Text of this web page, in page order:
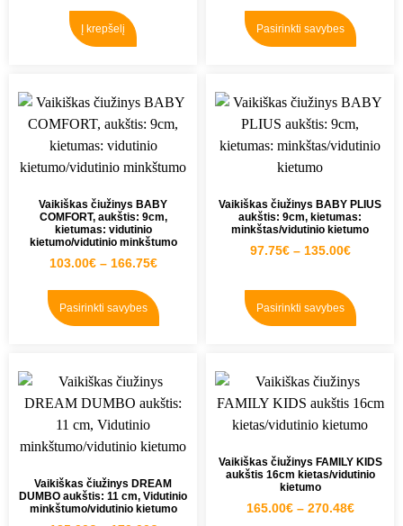
Į krepšelį Pasirinkti savybes
Vaikiškas čiužinys BABY
COMFORT, aukštis: 9cm,
kietumas: vidutinio
kietumo/vidutinio minkštumo
103.00€ – 166.75€
Pasirinkti savybes
Vaikiškas čiužinys BABY PLIUS
aukštis: 9cm, kietumas:
minkštas/vidutinio kietumo
97.75€ – 135.00€
Pasirinkti savybes
Vaikiškas čiužinys DREAM
DUMBO aukštis: 11 cm, Vidutinio
minkštumo/vidutinio kietumo
Vaikiškas čiužinys FAMILY KIDS
aukštis 16cm kietas/vidutinio
kietumo
165.00€ – 270.48€